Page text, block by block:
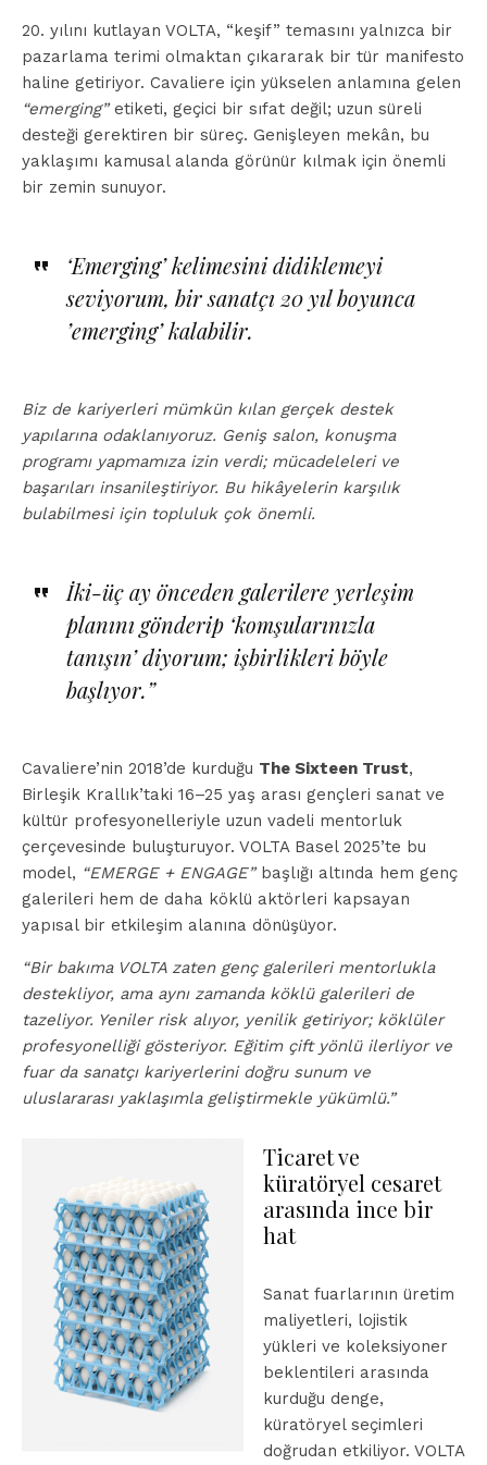
20. yılını kutlayan VOLTA, “keşif” temasını yalnızca bir
pazarlama terimi olmaktan çıkararak bir tür manifesto
haline getiriyor. Cavaliere için yükselen anlamına gelen
“emerging”etiketi, geçici bir sıfat değil; uzun süreli
desteği gerektiren bir süreç. Genişleyen mekân, bu
yaklaşımı kamusal alanda görünür kılmak için önemli
bir zemin sunuyor.
‘Emerging’ kelimesini didiklemeyi
seviyorum, bir sanatçı 20 yıl boyunca
’emerging’ kalabilir.
Biz de kariyerleri mümkün kılan gerçek destek
yapılarına odaklanıyoruz. Geniş salon, konuşma
programı yapmamıza izin verdi; mücadeleleri ve
başarıları insanileştiriyor. Bu hikâyelerin karşılık
bulabilmesi için topluluk çok önemli.
İki-üç ay önceden galerilere yerleşim
planını gönderip ‘komşularınızla
tanışın’ diyorum; işbirlikleri böyle
başlıyor.”
Cavaliere’nin 2018’de kurduğu The Sixteen Trust,
Birleşik Krallık’taki 16–25 yaş arası gençleri sanat ve
kültür profesyonelleriyle uzun vadeli mentorluk
çerçevesinde buluşturuyor. VOLTA Basel 2025’te bu
model, “EMERGE + ENGAGE”başlığı altında hem genç
galerileri hem de daha köklü aktörleri kapsayan
yapısal bir etkileşim alanına dönüşüyor.
“Bir bakıma VOLTA zaten genç galerileri mentorlukla
destekliyor, ama aynı zamanda köklü galerileri de
tazeliyor. Yeniler risk alıyor, yenilik getiriyor; köklüler
profesyonelliği gösteriyor. Eğitim çift yönlü ilerliyor ve
fuar da sanatçı kariyerlerini doğru sunum ve
uluslararası yaklaşımla geliştirmekle yükümlü.”
Ticaret ve
küratöryel cesaret
arasında ince bir
hat
Sanat fuarlarının üretim
maliyetleri, lojistik
yükleri ve koleksiyoner
beklentileri arasında
kurduğu denge,
küratöryel seçimleri
doğrudan etkiliyor. VOLTA